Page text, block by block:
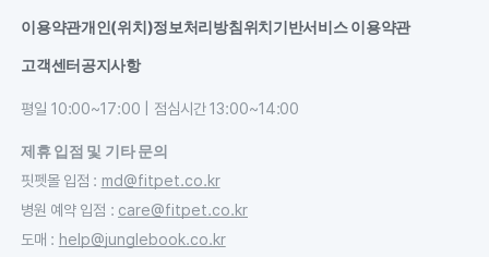
이용약관개인(위치)정보처리방침위치기반서비스 이용약관
고객센터공지사항
평일 10:00~17:00 | 점심시간 13:00~14:00
제휴 입점 및 기타 문의
핏펫몰 입점 : md@fitpet.co.kr
병원 예약 입점 : care@fitpet.co.kr
도매 : help@junglebook.co.kr